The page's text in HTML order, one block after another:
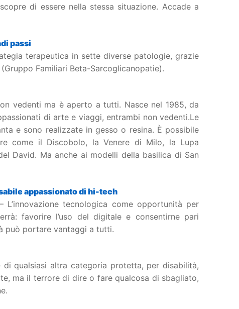
di essere nella stessa situazione. Accade a
passi
terapeutica in sette diverse patologie, grazie
Familiari Beta-Sarcoglicanopatie).
vedenti ma è aperto a tutti. Nasce nel 1985, da
di arte e viaggi, entrambi non vedenti.Le
e sono realizzate in gesso o resina. È possibile
come il Discobolo, la Venere di Milo, la Lupa
David. Ma anche ai modelli della basilica di San
appassionato di hi-tech
L’innovazione tecnologica come opportunità per
favorire l’uso del digitale e consentirne pari
può portare vantaggi a tutti.
qualsiasi altra categoria protetta, per disabilità,
ma il terrore di dire o fare qualcosa di sbagliato,